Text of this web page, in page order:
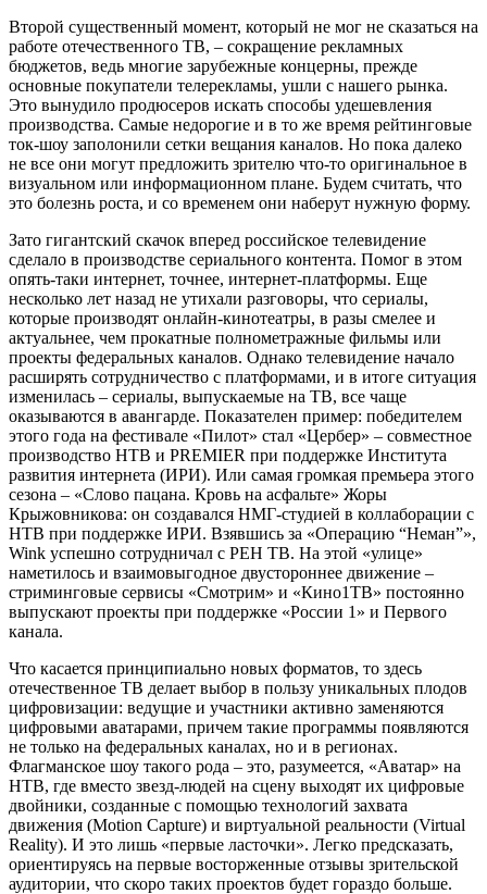
Второй существенный момент, который не мог не сказаться на
работе отечественного ТВ, – сокращение рекламных
бюджетов, ведь многие зарубежные концерны, прежде
основные покупатели телерекламы, ушли с нашего рынка.
Это вынудило продюсеров искать способы удешевления
производства. Самые недорогие и в то же время рейтинговые
ток-шоу заполонили сетки вещания каналов. Но пока далеко
не все они могут предложить зрителю что-то оригинальное в
визуальном или информационном плане. Будем считать, что
это болезнь роста, и со временем они наберут нужную форму.
Зато гигантский скачок вперед российское телевидение
сделало в производстве сериального контента. Помог в этом
опять-таки интернет, точнее, интернет-платформы. Еще
несколько лет назад не утихали разговоры, что сериалы,
которые производят онлайн-кинотеатры, в разы смелее и
актуальнее, чем прокатные полнометражные фильмы или
проекты федеральных каналов. Однако телевидение начало
расширять сотрудничество с платформами, и в итоге ситуация
изменилась – сериалы, выпускаемые на ТВ, все чаще
оказываются в авангарде. Показателен пример: победителем
этого года на фестивале «Пилот» стал «Цербер» – совместное
производство НТВ и PREMIER при поддержке Института
развития интернета (ИРИ). Или самая громкая премьера этого
сезона – «Слово пацана. Кровь на асфальте» Жоры
Крыжовникова: он создавался НМГ-студией в коллаборации с
НТВ при поддержке ИРИ. Взявшись за «Операцию “Неман”»,
Wink успешно сотрудничал с РЕН ТВ. На этой «улице»
наметилось и взаимовыгодное двустороннее движение –
стриминговые сервисы «Смотрим» и «Кино1ТВ» постоянно
выпускают проекты при поддержке «России 1» и Первого
канала.
Что касается принципиально новых форматов, то здесь
отечественное ТВ делает выбор в пользу уникальных плодов
цифровизации: ведущие и участники активно заменяются
цифровыми аватарами, причем такие программы появляются
не только на федеральных каналах, но и в регионах.
Флагманское шоу такого рода – это, разумеется, «Аватар» на
НТВ, где вместо звезд-людей на сцену выходят их цифровые
двойники, созданные с помощью технологий захвата
движения (Motion Capture) и виртуальной реальности (Virtual
Reality). И это лишь «первые ласточки». Легко предсказать,
ориентируясь на первые восторженные отзывы зрительской
аудитории, что скоро таких проектов будет гораздо больше.